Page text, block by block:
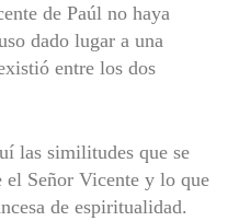
de Paúl no haya
dado lugar a una
entre los dos
las similitudes que se
el Señor Vicente y lo que
de espiritualidad.